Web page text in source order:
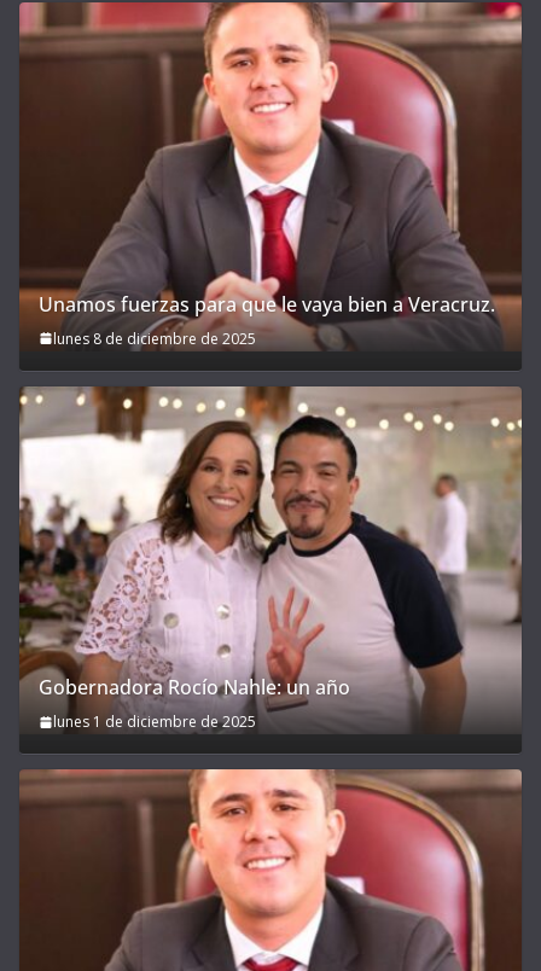
Unamos fuerzas para que le vaya bien a Veracruz.
lunes 8 de diciembre de 2025
Gobernadora Rocío Nahle: un año
lunes 1 de diciembre de 2025